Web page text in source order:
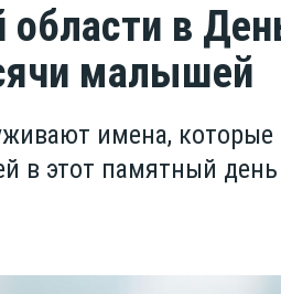
области в
малышей
имена,
в этот памятный день